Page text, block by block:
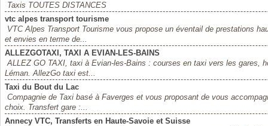
Taxis TOUTES DISTANCES
vtc alpes transport tourisme
VTC Alpes Transport Tourisme vous propose un éventail de prestations
et envies en terme de...
ALLEZGOTAXI, TAXI A EVIAN-LES-BAINS
ALLEZ GO TAXI, taxi à Evian-les-Bains : courses en taxi vers les gares,
Léman. AllezGo taxi est...
Taxi du Bout du Lac
Compagnie de Taxi basé à Faverges et vous proposant de vous
choix. Transfert gare :...
Annecy VTC, Transferts en Haute-Savoie et Suisse